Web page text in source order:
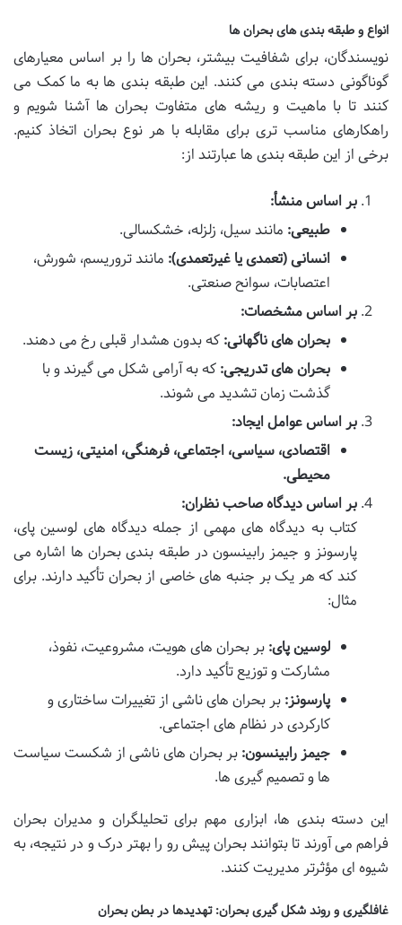
انواع و طبقه بندی های بحران ها
نویسندگان، برای شفافیت بیشتر، بحران ها را بر اساس معیارهای
گوناگونی دسته بندی می کنند. این طبقه بندی ها به ما کمک می
کنند تا با ماهیت و ریشه های متفاوت بحران ها آشنا شویم و
راهکارهای مناسب تری برای مقابله با هر نوع بحران اتخاذ کنیم.
برخی از این طبقه بندی ها عبارتند از:
بر اساس منشأ:
طبیعی: مانند سیل، زلزله، خشکسالی.
انسانی (تعمدی یا غیرتعمدی): مانند تروریسم، شورش،
اعتصابات، سوانح صنعتی.
بر اساس مشخصات:
بحران های ناگهانی: که بدون هشدار قبلی رخ می دهند.
بحران های تدریجی: که به آرامی شکل می گیرند و با
گذشت زمان تشدید می شوند.
بر اساس عوامل ایجاد:
اقتصادی، سیاسی، اجتماعی، فرهنگی، امنیتی، زیست
محیطی.
بر اساس دیدگاه صاحب نظران:
کتاب به دیدگاه های مهمی از جمله دیدگاه های لوسین پای،
پارسونز و جیمز رابینسون در طبقه بندی بحران ها اشاره می
کند که هر یک بر جنبه های خاصی از بحران تأکید دارند. برای
مثال:
لوسین پای: بر بحران های هویت، مشروعیت، نفوذ،
مشارکت و توزیع تأکید دارد.
پارسونز: بر بحران های ناشی از تغییرات ساختاری و
کارکردی در نظام های اجتماعی.
جیمز رابینسون: بر بحران های ناشی از شکست سیاست
ها و تصمیم گیری ها.
این دسته بندی ها، ابزاری مهم برای تحلیلگران و مدیران بحران
فراهم می آورند تا بتوانند بحران پیش رو را بهتر درک و در نتیجه، به
شیوه ای مؤثرتر مدیریت کنند.
غافلگیری و روند شکل گیری بحران: تهدیدها در بطن بحران